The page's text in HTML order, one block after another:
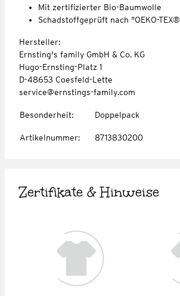
Mit zertifizierter Bio-Baumwolle
Schadstoffgeprüft nach "OEKO-
Hersteller:
Ernsting's family GmbH & Co. KG
Hugo-Ernsting-Platz 1
D-48653 Coesfeld-Lette
service@ernstings-family.com
Besonderheit: Doppelpack
Artikelnummer: 8713830200
Zertifikate & Hinweise